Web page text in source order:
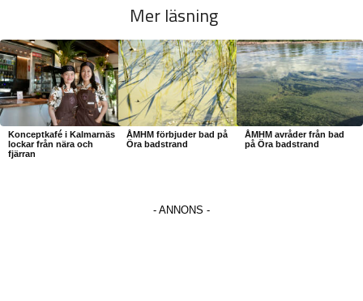
Mer läsning
Konceptkafé i Kalmarnäs
lockar från nära och
fjärran
ÅMHM förbjuder bad på
Öra badstrand
ÅMHM avråder från bad
på Öra badstrand